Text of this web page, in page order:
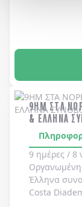
9ΗΜ ΣΤΑ
& ΕΛΛΗΝΑ
9 ημέρες / 8
Οργανωμένη
Έλληνα
Costa